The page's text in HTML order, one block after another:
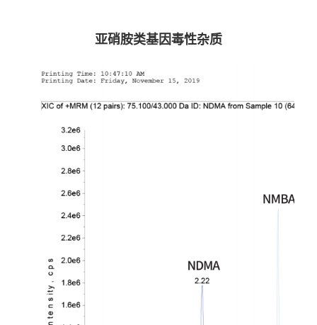
亚硝胺类基因毒性杂质